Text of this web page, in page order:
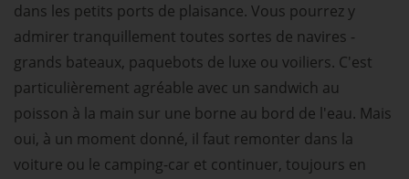
dans les petits ports de plaisance. Vous pourrez y
admirer tranquillement toutes sortes de navires -
grands bateaux, paquebots de luxe ou voiliers. C'est
particulièrement agréable avec un sandwich au
poisson à la main sur une borne au bord de l'eau. Mais
oui, à un moment donné, il faut remonter dans la
voiture ou le camping-car et continuer, toujours en